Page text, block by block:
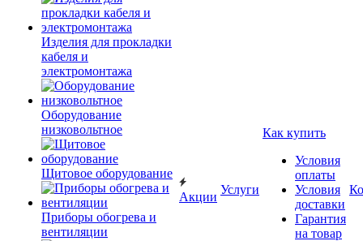
Изделия для прокладки
кабеля и
электромонтажа
Оборудование
низковольтное
Щитовое оборудование
Приборы обогрева и
вентиляции
Акции
Услуги
Как купить
Условия
оплаты
Условия
доставки
Гарантия
на товар